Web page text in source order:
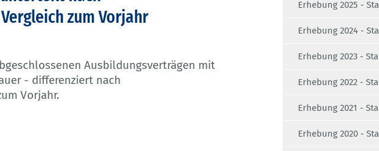
zum Vorjahr
Ausbildungsverträgen mit
- differenziert nach
Vorjahr.
Erhebung 2025 -
Erhebung 2024 -
Erhebung 2023 -
Erhebung 2022 -
Erhebung 2021 -
Erhebung 2020 -